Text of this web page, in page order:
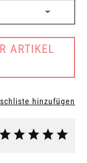
ARTIKEL
hinzufügen